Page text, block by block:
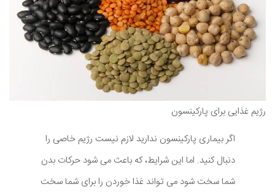
رژیم غذایی برای پارکینسون
اگر بیماری پارکینسون ندارید لازم نیست رژیم خاصی را
دنبال کنید. اما این شرایط، که باعث می شود حرکات بدن
شما سخت شود می تواند غذا خوردن را برای شما سخت